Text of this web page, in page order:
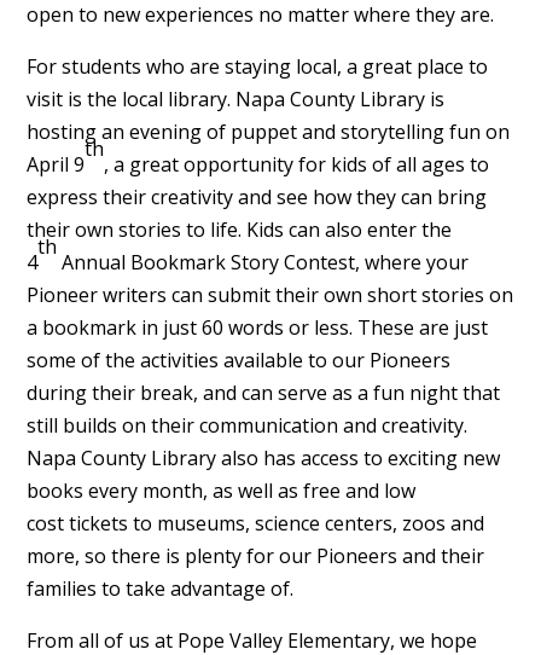
open to new experiences no matter where they are.
For students who are staying local, a great place to
visit is the local library. Napa County Library is
hosting an evening of puppet and storytelling fun on
April 9
th
, a great opportunity for kids of all ages to
express their creativity and see how they can bring
their own stories to life. Kids can also enter the
4
th
Annual Bookmark Story Contest, where your
Pioneer writers can submit their own short stories on
a bookmark in just 60 words or less. These are just
some of the activities available to our Pioneers
during their break, and can serve as a fun night that
still builds on their communication and creativity.
Napa County Library also has access to exciting new
books every month, as well as free and low
cost tickets to museums, science centers, zoos and
more, so there is plenty for our Pioneers and their
families to take advantage of.
From all of us at Pope Valley Elementary, we hope